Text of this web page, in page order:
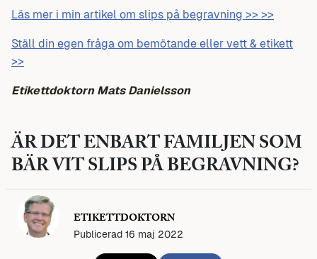
Läs mer i min artikel om slips på begravning >> >>
Ställ din egen fråga om bemötande eller vett & etikett
>>
Etikettdoktorn Mats Danielsson
ÄR DET ENBART FAMILJEN SOM
BÄR VIT SLIPS PÅ BEGRAVNING?
ETIKETTDOKTORN
Publicerad 16 maj 2022